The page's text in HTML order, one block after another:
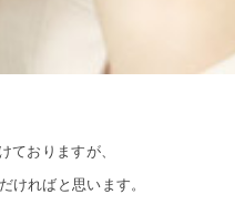
ておりますが、
ければと思います。